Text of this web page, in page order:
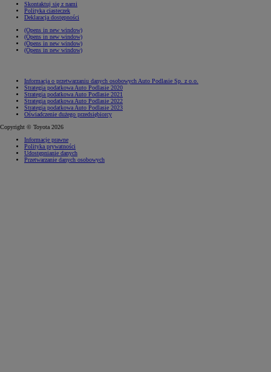
Skontaktuj się z nami
Polityka ciasteczek
Deklaracja dostępności
(Opens in new window)
(Opens in new window)
(Opens in new window)
(Opens in new window)
Informacja o przetwarzaniu danych osobowych Auto Podlasie Sp. z o.o.
Strategia podatkowa Auto Podlasie 2020
Strategia podatkowa Auto Podlasie 2021
Strategia podatkowa Auto Podlasie 2022
Strategia podatkowa Auto Podlasie 2023
Oświadczenie dużego przedsiębiorcy
Copyright © Toyota 2026
Informacje prawne
Polityka prywatności
Udostępnianie danych
Przetwarzanie danych osobowych